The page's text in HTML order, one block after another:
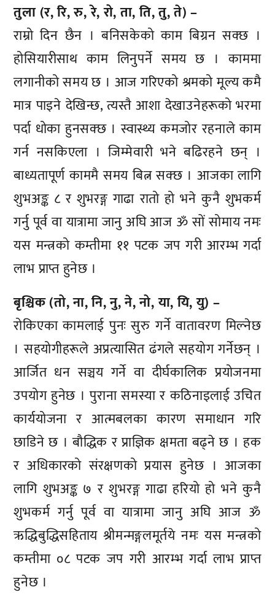
तुला (र, रि, रु, रे, रो, ता, ति, तु, ते) –
राम्रो दिन छैन । बनिसकेको काम बिग्रन सक्छ ।
होसियारीसाथ काम लिनुपर्ने समय छ । काममा
लगानीको समय छ । आज गरिएको श्रमको मूल्य कमै
मात्र पाइने देखिन्छ, त्यस्तै आशा देखाउनेहरूको भरमा
पर्दा धोका हुनसक्छ । स्वास्थ्य कमजोर रहनाले काम
गर्न नसकिएला । जिम्मेवारी भने बढिरहने छन् ।
बाध्यतापूर्ण काममै समय बित्न सक्छ । आजका लागि
शुभअङ्क ८ र शुभरङ्ग गाढा रातो हो भने कुनै शुभकर्म
गर्नु पूर्व वा यात्रामा जानु अघि आज ॐ सों सोमाय नमः
यस मन्त्रको कम्तीमा ११ पटक जप गरी आरम्भ गर्दा
लाभ प्राप्त हुनेछ ।
बृश्चिक (तो, ना, नि, नु, ने, नो, या, यि, यु) –
रोकिएका कामलाई पुनः सुरु गर्ने वातावरण मिल्नेछ
। सहयोगीहरूले अप्रत्यासित ढंगले सहयोग गर्नेछन् ।
आर्जित धन सञ्चय गर्ने वा दीर्घकालिक प्रयोजनमा
उपयोग हुनेछ । पुराना समस्या र कठिनाइलाई उचित
कार्ययोजना र आत्मबलका कारण समाधान गरि
छाडिने छ । बौद्धिक र प्राज्ञिक क्षमता बढ्ने छ । हक
र अधिकारको संरक्षणको प्रयास हुनेछ । आजका
लागि शुभअङ्क ७ र शुभरङ्ग गाढा हरियो हो भने कुनै
शुभकर्म गर्नु पूर्व वा यात्रामा जानु अघि आज ॐ
ऋद्धिबुद्धिसहिताय श्रीमन्मङ्गलमूर्तये नमः यस मन्त्रको
कम्तीमा ०८ पटक जप गरी आरम्भ गर्दा लाभ प्राप्त
हुनेछ ।